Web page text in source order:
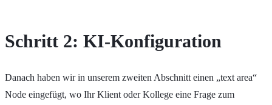
Schritt 2: KI-Konfiguration
Danach haben wir in unserem zweiten Abschnitt einen „text area“
Node eingefügt, wo Ihr Klient oder Kollege eine Frage zum